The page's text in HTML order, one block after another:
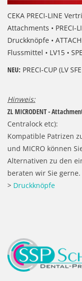
CEKA PRECI-LINE
Attachments • PRECI-
Druckknöpfe •
Flussmittel • LV15 •
NEU: PRECI-CUP (LV
Hinweis:
ZL MICRODENT -
Centralock etc):
Kompatible Patrizen
und MICRO können
Alternativen zu den
beraten wir Sie gerne.
> Druckknöpfe